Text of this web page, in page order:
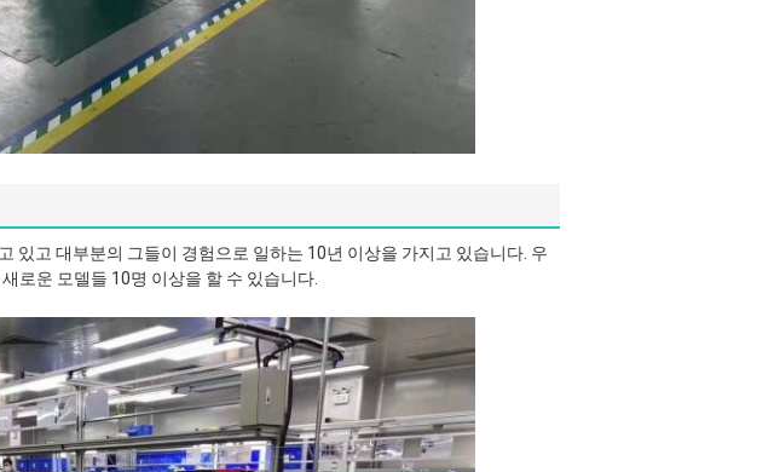
있고 대부분의 그들이 경험으로 일하는 10년 이상을 가지고 있습니다. 우
로운 모델들 10명 이상을 할 수 있습니다.